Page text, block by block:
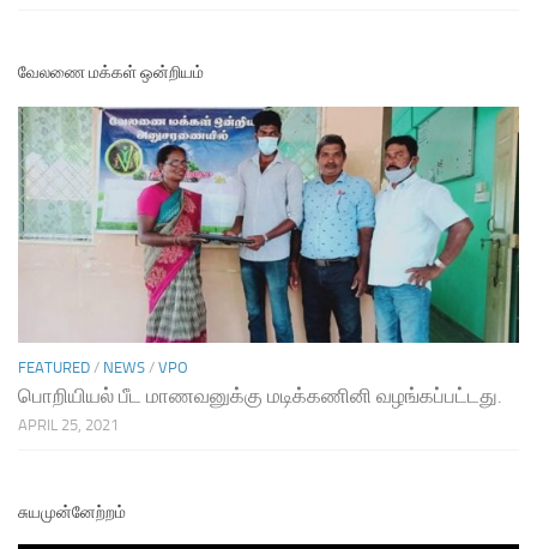
வேலணை மக்கள் ஒன்றியம்
FEATURED / NEWS / VPO
பொறியியல் பீட மாணவனுக்கு மடிக்கணினி வழங்கப்பட்டது.
APRIL 25, 2021
சுயமுன்னேற்றம்